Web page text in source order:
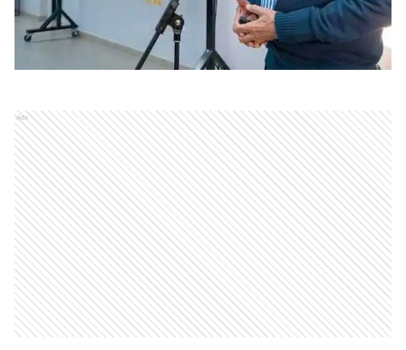
Ads